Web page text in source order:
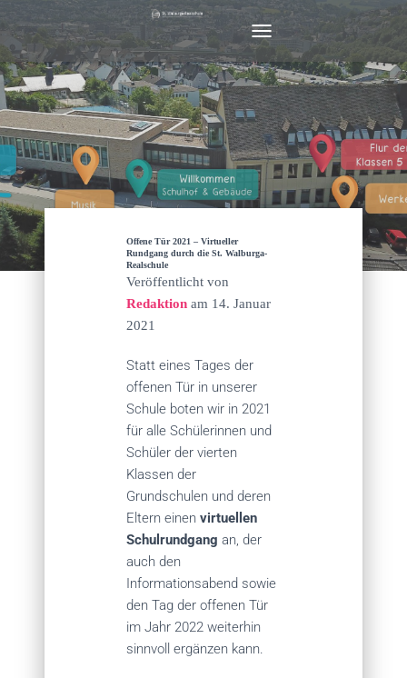
N
A
V
I
G
A
T
I
S
A
Offene Tür 2021 – Virtueller
Rundgang durch die St. Walburga-
Realschule
Veröffentlicht von
Redaktion am 14. Januar
2021
Statt eines Tages der
offenen Tür in unserer
Schule boten wir in 2021
für alle Schülerinnen und
Schüler der vierten
Klassen der
Grundschulen und deren
Eltern einen virtuellen
Schulrundgang an, der
auch den
Informationsabend sowie
den Tag der offenen Tür
im Jahr 2022 weiterhin
sinnvoll ergänzen kann.